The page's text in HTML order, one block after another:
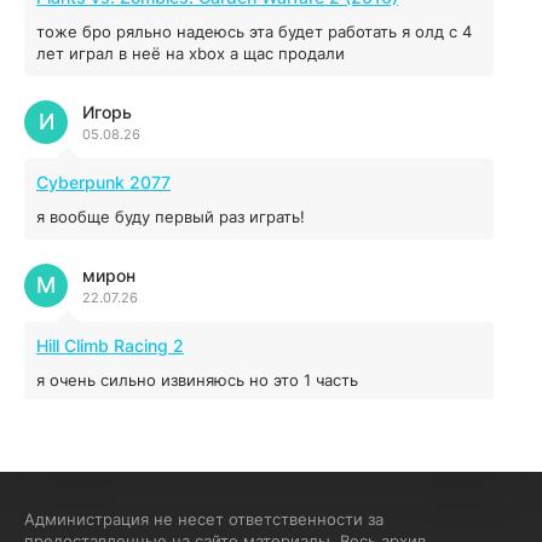
44.98 ГБ 2025
04.12.2025
Red Chaos - The Strict Order
04.12.2025
16.95 ГБ
04.12.2025
тоже бро ряльно надеюсь эта будет работать я олд с 4
лет играл в неё на xbox а щас продали
Игорь
05.08.26
И
Cyberpunk 2077
я вообще буду первый раз играть!
мирон
22.07.26
М
Hill Climb Racing 2
я очень сильно извиняюсь но это 1 часть
Администрация не несет ответственности за